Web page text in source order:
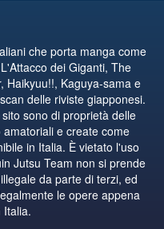
che porta manga come
dei Giganti, The
Haikyuu!!, Kaguya-sama e
delle riviste giapponesi.
sono di proprietà delle
e create come
in Italia. È vietato l'uso
Jutsu Team non si prende
da parte di terzi, ed
le opere appena
Italia.